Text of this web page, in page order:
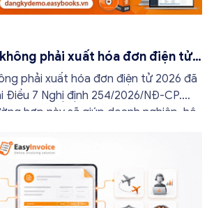
phải xuất hóa đơn điện tử
phải xuất hóa đơn điện tử 2026 đã
7 Nghị định 254/2026/NĐ-CP.
hợp này sẽ giúp doanh nghiệp, hộ
cần thiết hoặc áp […]